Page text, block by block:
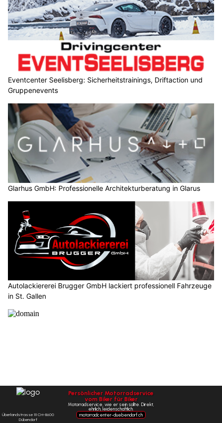
Eventcenter Seelisberg: Sicherheitstrainings, Driftaction und
Gruppenevents
Glarhus GmbH: Professionelle Architekturberatung in Glarus
Autolackiererei Brugger GmbH lackiert professionell Fahrzeuge
in St. Gallen
Künzli Schuhe: Bessere Haltung dank ergonomischer Technik